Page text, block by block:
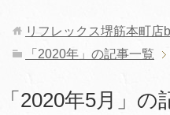
リフレックス堺筋本町店
「2020年」の記事一覧
「2020年5月」の